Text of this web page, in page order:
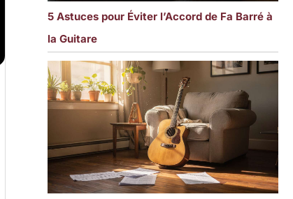
5 Astuces pour Éviter l’Accord de Fa Barré à
la Guitare